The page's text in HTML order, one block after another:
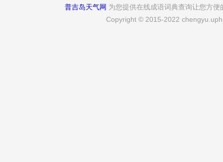
普吉岛天气网 为您提供在线成语词典查询让您方
Copyright © 2015-2022